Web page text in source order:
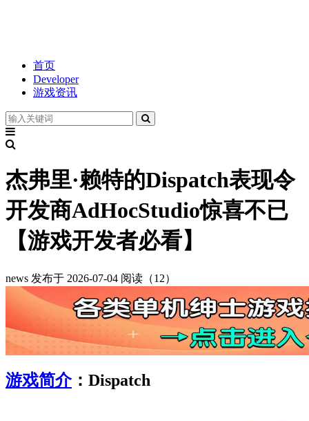
首页
Developer
游戏资讯
杰弗里·赖特的Dispatch表现令
开发商AdHocStudio惊喜不已
【游戏开发者必看】
news 发布于 2026-07-04 阅读（12）
游戏简介：Dispatch